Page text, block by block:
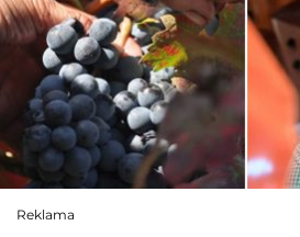
Reklama